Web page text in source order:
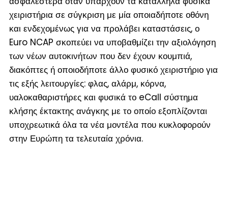
χειριστήρια σε σύγκριση με μία οποιαδήποτε οθόνη
και ενδεχομένως για να προλάβει καταστάσεις, ο
Euro NCAP σκοπεύει να υποβαθμίζει την αξιολόγηση
των νέων αυτοκινήτων που δεν έχουν κουμπιά,
διακόπτες ή οποιοδήποτε άλλο φυσικό χειριστήριο για
τις εξής λειτουργίες: φλας, αλάρμ, κόρνα,
υαλοκαθαριστήρες και φυσικά το eCall σύστημα
κλήσης έκτακτης ανάγκης με το οποίο εξοπλίζονται
υποχρεωτικά όλα τα νέα μοντέλα που κυκλοφορούν
στην Ευρώπη τα τελευταία χρόνια.